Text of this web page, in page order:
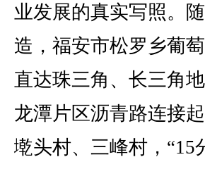
业发展的真实写照。
造，福安市松罗乡葡
直达珠三角、长三角
龙潭片区沥青路连接
墘头村、三峰村，“15